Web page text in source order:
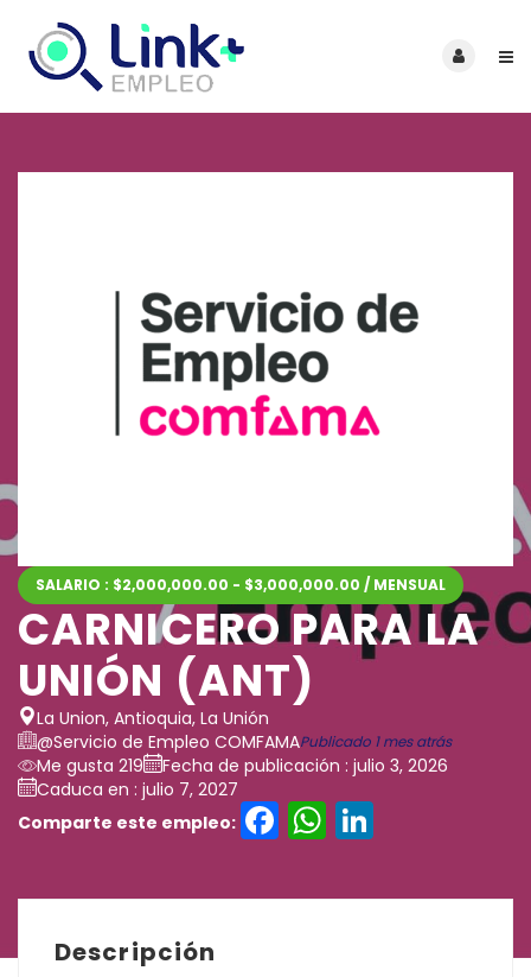
SALARIO : $2,000,000.00 - $3,000,000.00 / MENSUAL
CARNICERO PARA LA
UNIÓN (ANT)
La Union, Antioquia, La Unión
@Servicio de Empleo COMFAMAPublicado 1 mes atrás
Me gusta 219
Fecha de publicación : julio 3, 2026
Caduca en : julio 7, 2027
Comparte este empleo:
Facebook
Descripción